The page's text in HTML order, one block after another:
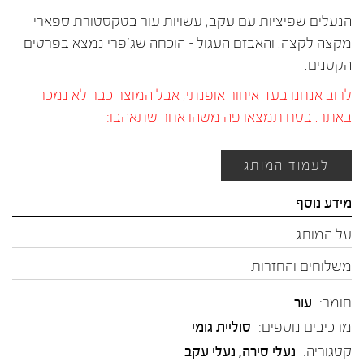
הנעלים שפיציות עם עקב, עשויות עור בטקסטורת ספארי
מקצה לקצה. והאבזם העגול – הוכחה שג'פרי נמצא בפרטים
הקטנים.
לרוב אנחנו בעד איחור אופנתי, אבל המוצר כבר לא נמכר
באתר. בטח תמצאו פה משהו אחר שתאהבו:
לעמוד המותג
מידע נוסף
על המותג
משלוחים והחזרות
חומר: עור
מרכיבים נוספים: סוליית גומי
קטגוריה: נעלי סירה, נעלי עקב